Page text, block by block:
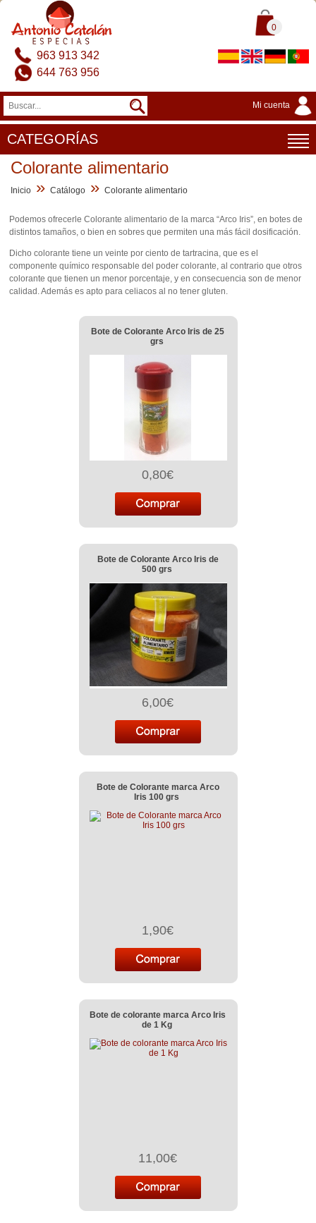
0
963 913 342
644 763 956
Mi cuenta
CATEGORÍAS
Colorante alimentario
Inicio » Catálogo » Colorante alimentario
Podemos ofrecerle Colorante alimentario de la marca “Arco Iris”, en botes de
distintos tamaños, o bien en sobres que permiten una más fácil dosificación.
Dicho colorante tiene un veinte por ciento de tartracina, que es el
componente químico responsable del poder colorante, al contrario que otros
colorante que tienen un menor porcentaje, y en consecuencia son de menor
calidad. Además es apto para celiacos al no tener gluten.
Bote de Colorante Arco Iris de 25
grs
0,80€
Bote de Colorante Arco Iris de
500 grs
6,00€
Bote de Colorante marca Arco
Iris 100 grs
1,90€
Bote de colorante marca Arco Iris
de 1 Kg
11,00€